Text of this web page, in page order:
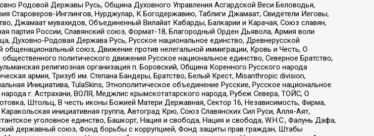
Родовой Державы Русь, Община Духовного Управления Асгардской Веси Беловодья,
Староверов-Инглингов, Нурджулар, К Богодержавию, Таблиги Джамаат, Свидетели Иеговы,
Джамаат мувахидов, Объединенный Вилайат Кабарды, Балкарии и Карачая, Союз славян,
партия России, Славянский союз, Формат-18, Благородный Орден Дьявола, Армия воли
Духовно-Родовая Держава Русь, Русское национальное единство, Древнерусской
общенациональный союз, Движение против нелегальной иммиграции, Кровь и Честь, О
политического движения Русское национальное единство, Северное Братство,
религиозная организация п. Боровский, Община Коренного Русского народа
армия, Тризуб им. Степана Бандеры, Братство, Белый Крест, Misanthropic division,
Инициатива, TulaSkins, Этнополитическое объединение Русские, Русское национальное
г. Астрахани, ВОЛЯ, Меджлис крымскотатарского народа, Рубеж Севера, ТОЙС, О
Штольц, В честь иконы Божией Матери Державная, Сектор 16, Независимость, Фирма,
инициативная группа, Автоград Крю, Союз Славянских Сил Руси, Алля-Аят,
уголовное единство, Башкорт, Нация и свобода, Нация и свобода, W.H.С., Фалунь Дафа,
державный союз, Фонд борьбы с коррупцией, Фонд защиты прав граждан, Штабы